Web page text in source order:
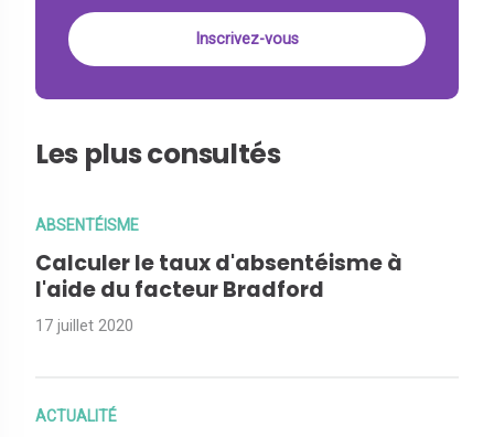
Les plus consultés
ABSENTÉISME
Calculer le taux d'absentéisme à
l'aide du facteur Bradford
17 juillet 2020
ACTUALITÉ